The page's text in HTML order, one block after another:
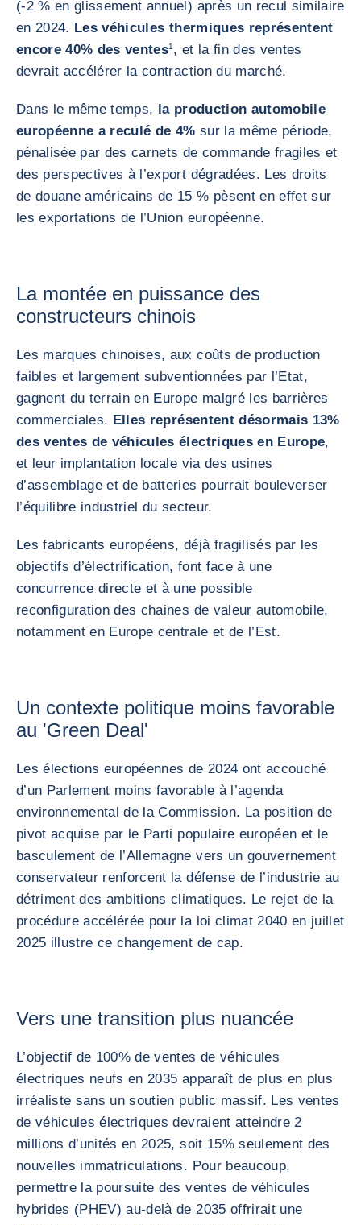
(-2 % en glissement annuel) après un recul similaire
en 2024. Les véhicules thermiques représentent
encore 40% des ventes1 , et la fin des ventes
devrait accélérer la contraction du marché.
Dans le même temps, la production automobile
européenne a reculé de 4% sur la même période,
pénalisée par des carnets de commande fragiles et
des perspectives à l’export dégradées. Les droits
de douane américains de 15 % pèsent en effet sur
les exportations de l’Union européenne.
La montée en puissance des
constructeurs chinois
Les marques chinoises, aux coûts de production
faibles et largement subventionnées par l’Etat,
gagnent du terrain en Europe malgré les barrières
commerciales. Elles représentent désormais 13%
des ventes de véhicules électriques en Europe,
et leur implantation locale via des usines
d’assemblage et de batteries pourrait bouleverser
l’équilibre industriel du secteur.
Les fabricants européens, déjà fragilisés par les
objectifs d’électrification, font face à une
concurrence directe et à une possible
reconfiguration des chaines de valeur automobile,
notamment en Europe centrale et de l’Est.
Un contexte politique moins favorable
au 'Green Deal'
Les élections européennes de 2024 ont accouché
d’un Parlement moins favorable à l’agenda
environnemental de la Commission. La position de
pivot acquise par le Parti populaire européen et le
basculement de l’Allemagne vers un gouvernement
conservateur renforcent la défense de l’industrie au
détriment des ambitions climatiques. Le rejet de la
procédure accélérée pour la loi climat 2040 en juillet
2025 illustre ce changement de cap.
Vers une transition plus nuancée
L’objectif de 100% de ventes de véhicules
électriques neufs en 2035 apparaît de plus en plus
irréaliste sans un soutien public massif. Les ventes
de véhicules électriques devraient atteindre 2
millions d’unités en 2025, soit 15% seulement des
nouvelles immatriculations. Pour beaucoup,
permettre la poursuite des ventes de véhicules
hybrides (PHEV) au-delà de 2035 offrirait une